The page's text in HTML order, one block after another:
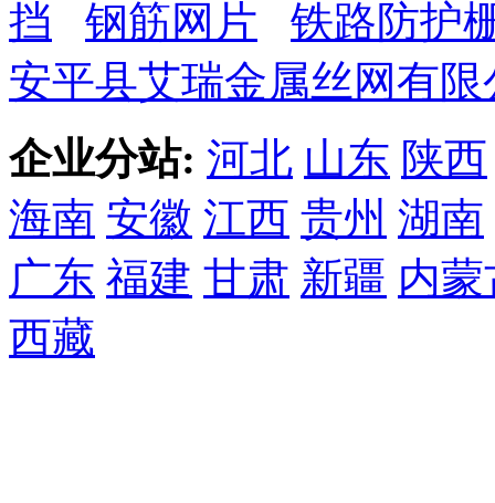
挡
钢筋网片
铁路防护
安平县艾瑞金属丝网有限
企业分站: 河北 山东 陕西
海南 安徽 江西 贵州 湖南
广东 福建 甘肃 新疆 内蒙
西藏